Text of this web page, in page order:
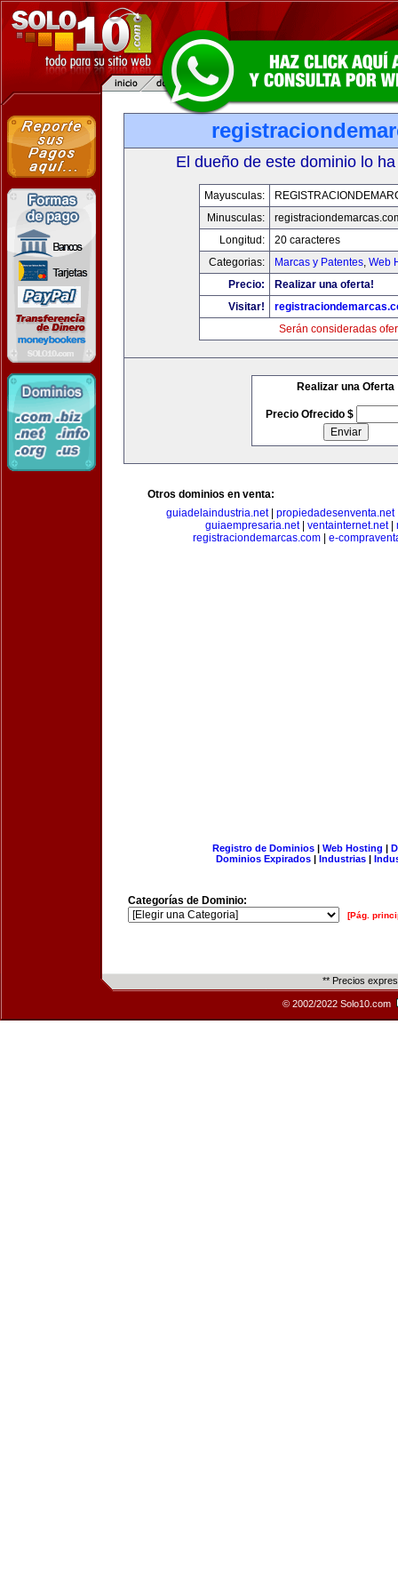
El dueño de este dominio lo
Mayusculas:
Minusculas:
Longitud:
20 caracteres
Categorias:
Marcas y Patentes, Web
Precio:
Realizar una oferta!
Visitar!
Serán consideradas
Realizar una Oferta
Precio Ofrecido $
Otros dominios en venta:
guiadelaindustria.net propiedadesenventa.net
guiaempresaria.net| ventainternet.net|
registraciondemarcas.com
e-
Registro de Dominios| Web Hosting |
Dominios Expirados | Industrias |
Categorías de Dominio:
[Pág.
** Precios
© 2002/2022 Solo10.com